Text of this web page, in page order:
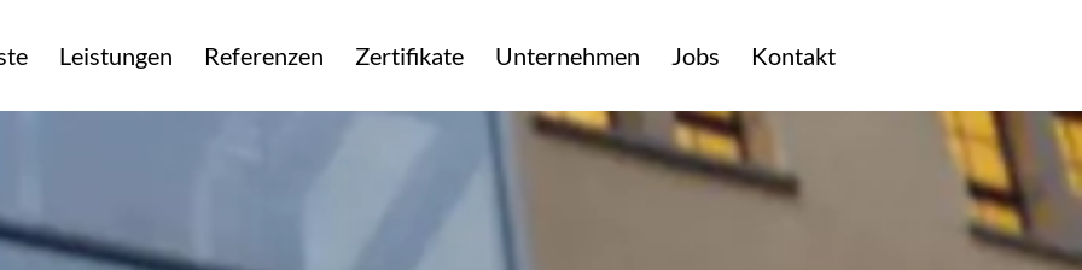
Leistungen Referenzen Zertifikate Unternehmen Jobs Kontakt